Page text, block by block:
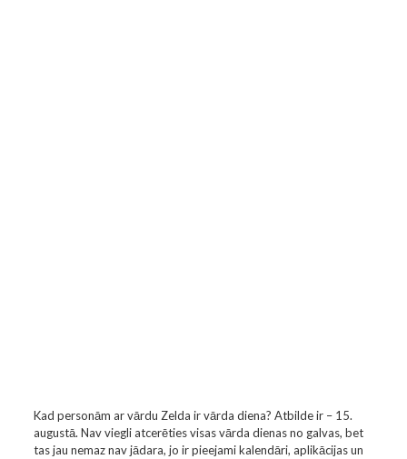
Kad personām ar vārdu Zelda ir vārda diena? Atbilde ir – 15.
augustā. Nav viegli atcerēties visas vārda dienas no galvas, bet
tas jau nemaz nav jādara, jo ir pieejami kalendāri, aplikācijas un